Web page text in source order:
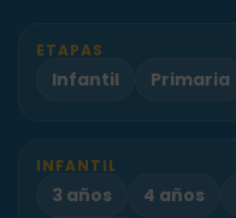
ETAPAS
Infantil Primaria
INFANTIL
3 años 4 años